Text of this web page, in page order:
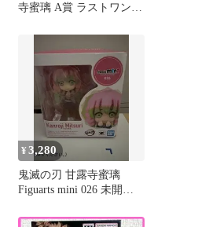
寺蜜璃 A賞 ラストワン
¥3,280
鬼滅の刃 甘露寺蜜璃
Figuarts mini 026 未開封